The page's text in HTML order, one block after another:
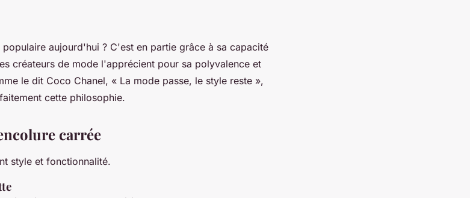
aujourd'hui ? C'est en partie grâce à sa capacité
créateurs de mode l'apprécient pour sa polyvalence et
le dit Coco Chanel, « La mode passe, le style reste »,
cette philosophie.
carrée
style et fonctionnalité.